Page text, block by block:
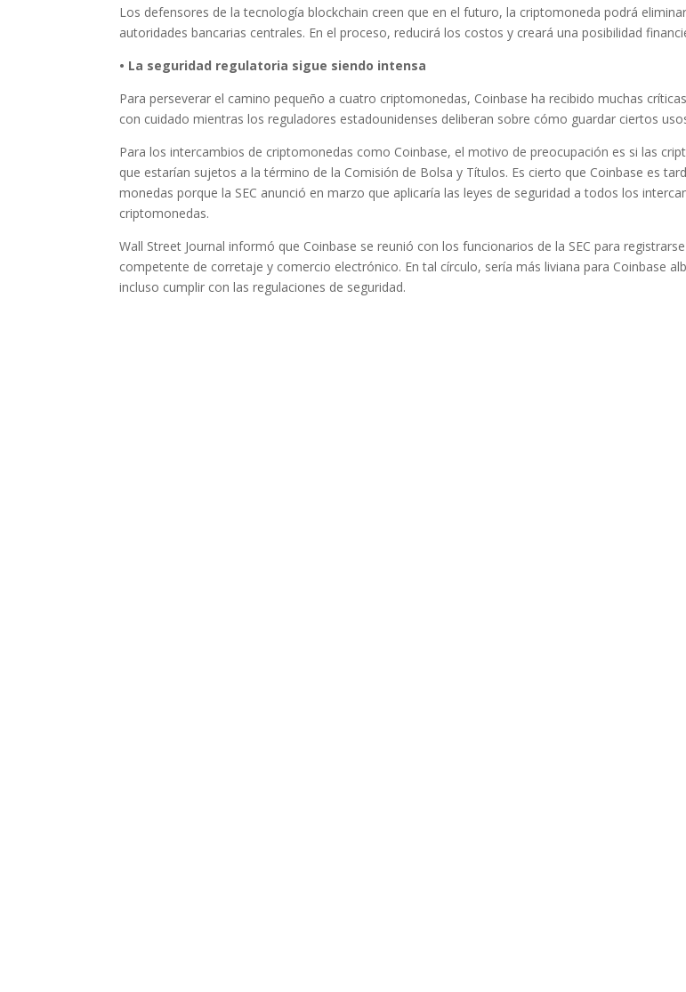
Los defensores de la tecnología blockchain creen que en el futuro, la criptomoneda podrá
autoridades bancarias centrales. En el proceso, reducirá los costos y creará una posibilidad
• La seguridad regulatoria sigue siendo intensa
Para perseverar el camino pequeño a cuatro criptomonedas, Coinbase ha recibido muchas
con cuidado mientras los reguladores estadounidenses deliberan sobre cómo guardar ciertos
Para los intercambios de criptomonedas como Coinbase, el motivo de preocupación es si las
que estarían sujetos a la término de la Comisión de Bolsa y Títulos. Es cierto que Coinbase es
monedas porque la SEC anunció en marzo que aplicaría las leyes de seguridad a todos los
criptomonedas.
Wall Street Journal informó que Coinbase se reunió con los funcionarios de la SEC para
competente de corretaje y comercio electrónico. En tal círculo, sería más liviana para Coinbase
incluso cumplir con las regulaciones de seguridad.